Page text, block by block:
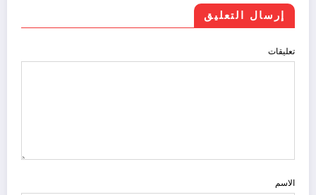
إرسال التعليق
تعليقات
الاسم